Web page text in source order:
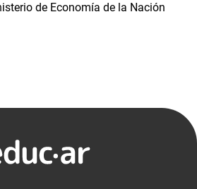
de Economía de la Nación